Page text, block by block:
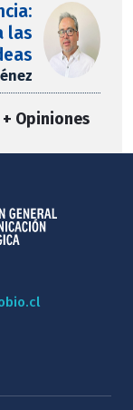
las
+ Opiniones